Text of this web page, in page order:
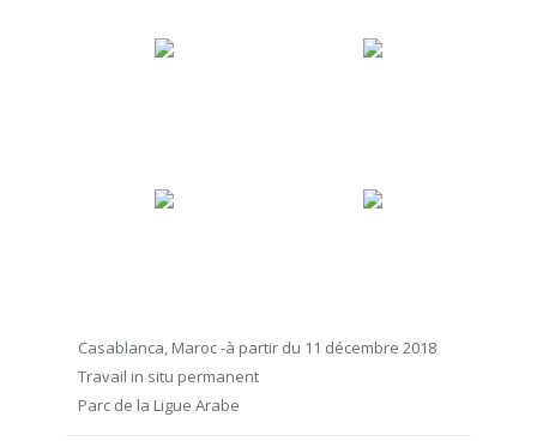
Casablanca, Maroc -à partir du 11 décembre 2018
Travail in situ permanent
Parc de la Ligue Arabe